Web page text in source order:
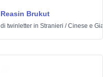
Reasin Brukut
di twinletter in Stranieri /Cinese e